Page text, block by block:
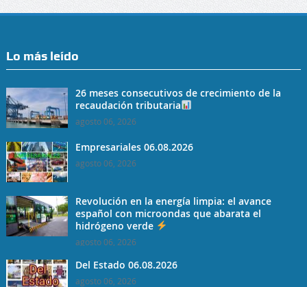
Lo más leído
26 meses consecutivos de crecimiento de la
recaudación tributaria
agosto 06, 2026
Empresariales 06.08.2026
agosto 06, 2026
Revolución en la energía limpia: el avance
español con microondas que abarata el
hidrógeno verde
agosto 06, 2026
Del Estado 06.08.2026
agosto 06, 2026